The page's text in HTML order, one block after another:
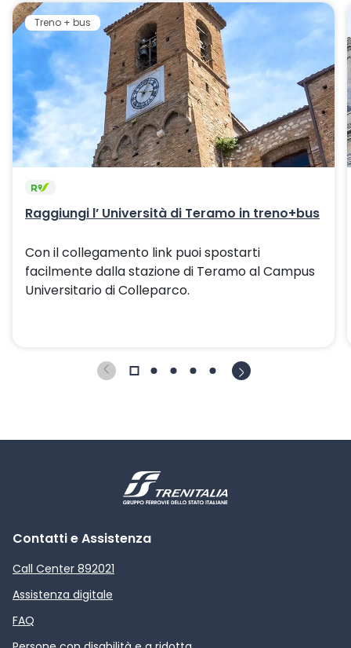
Treno + bus
Raggiungi l’ Università di Teramo in treno+bus
Con il collegamento link puoi spostarti
facilmente dalla stazione di Teramo al Campus
Universitario di Colleparco.
Contatti e Assistenza
Call Center 892021
Assistenza digitale
FAQ